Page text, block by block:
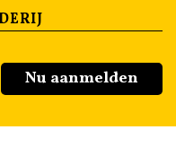
Nu aanmelden